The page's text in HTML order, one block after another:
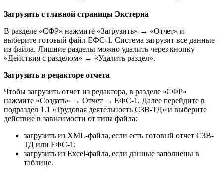
Загрузить с главной страницы Экстерна
В разделе «СФР» нажмите «Загрузить» → «Отчет» и
выберите готовый файл ЕФС-1. Система загрузит все данные
из файла. Лишние разделы можно удалить через кнопку
«Действия с разделом» → «Удалить раздел».
Загрузить в редакторе отчета
Чтобы загрузить отчет из редактора, в разделе «СФР»
нажмите «Создать» → Отчет → ЕФС-1. Далее перейдите в
подраздел 1.1 «Трудовая деятельность СЗВ-ТД» и выберите
действие в зависимости от типа файла:
загрузить из XML-файла, если есть готовый отчет СЗВ-
ТД или ЕФС-1;
загрузить из Excel-файла, если данные заполнены в
таблице.